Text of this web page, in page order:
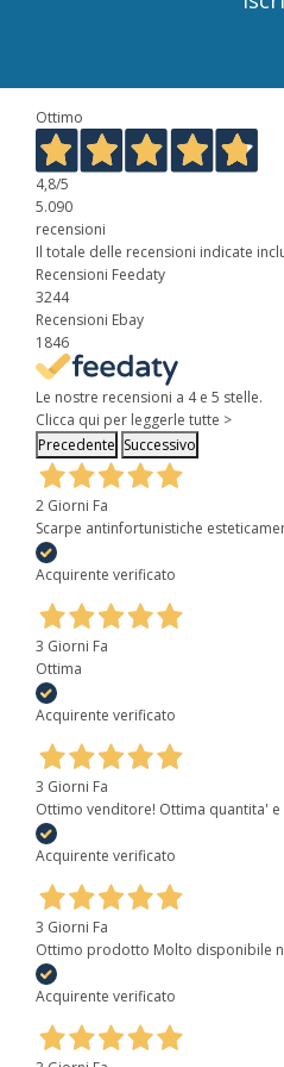
Ottimo
4,8/5
5.090
recensioni
Il totale delle recensioni indicate
Recensioni Feedaty
3244
Recensioni Ebay
1846
Le nostre recensioni a 4 e 5 stelle.
Clicca qui per leggerle tutte >
Precedente Successivo
2 Giorni Fa
Scarpe antinfortunistiche
Acquirente verificato
3 Giorni Fa
Ottima
Acquirente verificato
3 Giorni Fa
Ottimo venditore! Ottima quantita'
Acquirente verificato
3 Giorni Fa
Ottimo prodotto Molto disponibile
Acquirente verificato